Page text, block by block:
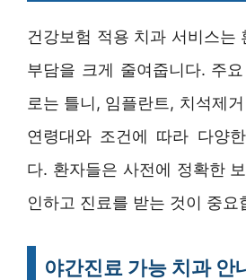
건강보험 적용 치과 서비스는
부담을 크게 줄여줍니다. 주
로는 틀니, 임플란트, 치석제
연령대와 조건에 따라 다양
다. 환자들은 사전에 정확한
인하고 진료를 받는 것이 중요
야간진료 가능 치과 안